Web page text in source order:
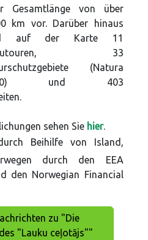
Gesamtlänge von über
km vor. Darüber hinaus
auf der Karte 11
33
(Natura
und 403
sehen Sie hier.
Beihilfe von Island,
durch den EEA
den Norwegian Financial
zu "Die
"Lauku ceļotājs""